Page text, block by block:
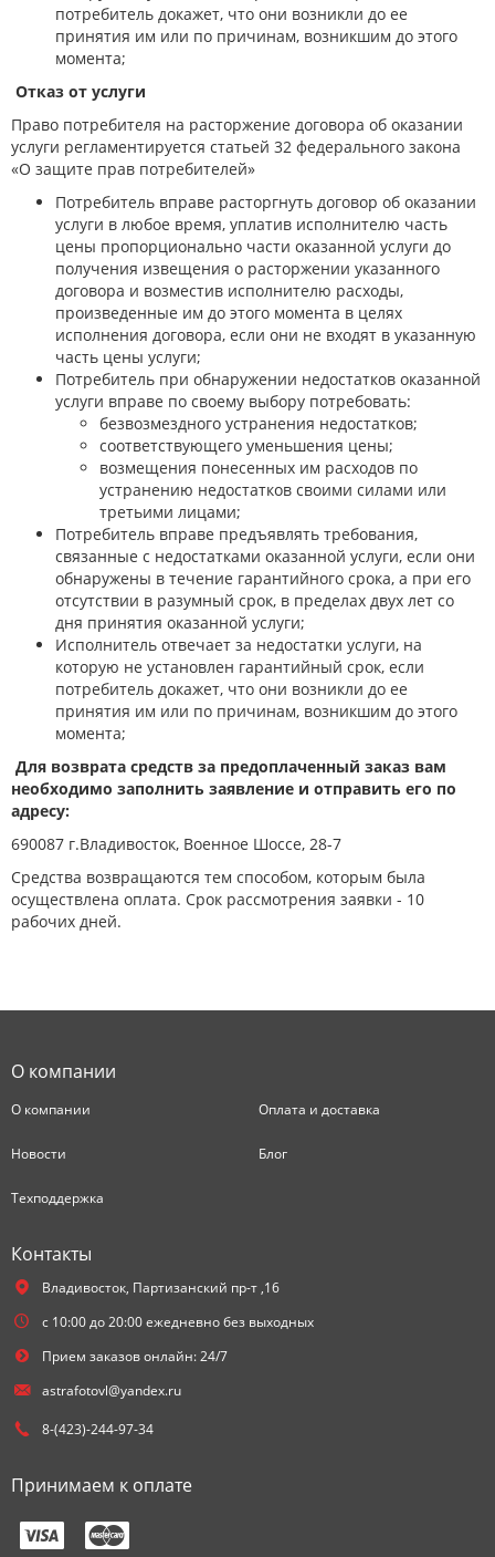
потребитель докажет, что они возникли до ее
принятия им или по причинам, возникшим до этого
момента;
Отказ от услуги
Право потребителя на расторжение договора об оказании
услуги регламентируется статьей 32 федерального закона
«О защите прав потребителей»
Потребитель вправе расторгнуть договор об оказании
услуги в любое время, уплатив исполнителю часть
цены пропорционально части оказанной услуги до
получения извещения о расторжении указанного
договора и возместив исполнителю расходы,
произведенные им до этого момента в целях
исполнения договора, если они не входят в указанную
часть цены услуги;
Потребитель при обнаружении недостатков оказанной
услуги вправе по своему выбору потребовать:
безвозмездного устранения недостатков;
соответствующего уменьшения цены;
возмещения понесенных им расходов по
устранению недостатков своими силами или
третьими лицами;
Потребитель вправе предъявлять требования,
связанные с недостатками оказанной услуги, если они
обнаружены в течение гарантийного срока, а при его
отсутствии в разумный срок, в пределах двух лет со
дня принятия оказанной услуги;
Исполнитель отвечает за недостатки услуги, на
которую не установлен гарантийный срок, если
потребитель докажет, что они возникли до ее
принятия им или по причинам, возникшим до этого
момента;
Для возврата средств за предоплаченный заказ вам
необходимо заполнить заявление и отправить его по
адресу:
690087 г.Владивосток, Военное Шоссе, 28-7
Средства возвращаются тем способом, которым была
осуществлена оплата. Срок рассмотрения заявки - 10
рабочих дней.
О компании
О компании Оплата и доставка
Новости Блог
Техподдержка
Контакты
Владивосток, Партизанский пр-т ,16
с 10:00 до 20:00 ежедневно без выходных
Прием заказов онлайн: 24/7
astrafotovl@yandex.ru
8-(423)-244-97-34
Принимаем к оплате